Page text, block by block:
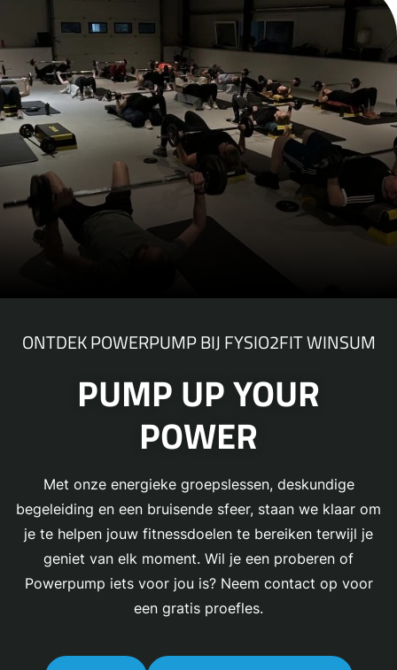
ONTDEK POWERPUMP BIJ FYSIO2FIT WINSUM
PUMP UP YOUR
POWER
Met onze energieke groepslessen, deskundige
begeleiding en een bruisende sfeer, staan we klaar om
je te helpen jouw fitnessdoelen te bereiken terwijl je
geniet van elk moment. Wil je een proberen of
Powerpump iets voor jou is? Neem contact op voor
een gratis proefles.